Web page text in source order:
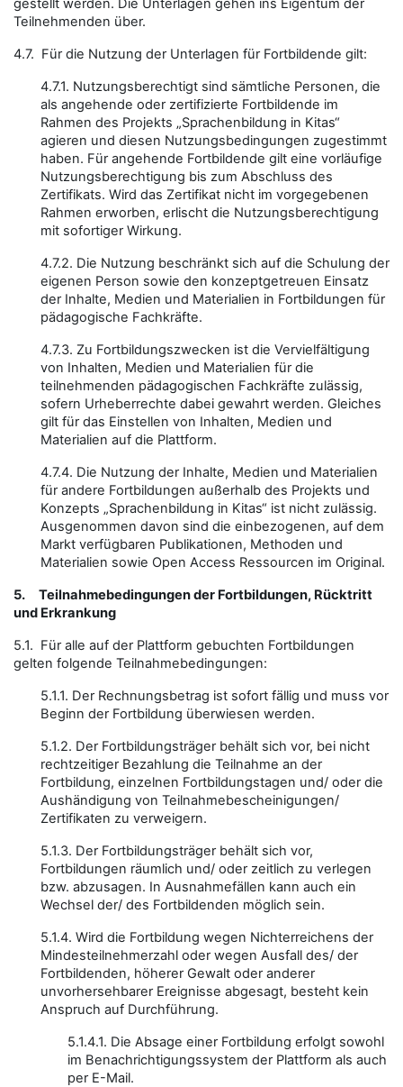
gestellt werden. Die Unterlagen gehen ins Eigentum der
Teilnehmenden über.
4.7. Für die Nutzung der Unterlagen für Fortbildende gilt:
4.7.1. Nutzungsberechtigt sind sämtliche Personen, die
als angehende oder zertifizierte Fortbildende im
Rahmen des Projekts „Sprachenbildung in Kitas“
agieren und diesen Nutzungsbedingungen zugestimmt
haben. Für angehende Fortbildende gilt eine vorläufige
Nutzungsberechtigung bis zum Abschluss des
Zertifikats. Wird das Zertifikat nicht im vorgegebenen
Rahmen erworben, erlischt die Nutzungsberechtigung
mit sofortiger Wirkung.
4.7.2. Die Nutzung beschränkt sich auf die Schulung der
eigenen Person sowie den konzeptgetreuen Einsatz
der Inhalte, Medien und Materialien in Fortbildungen für
pädagogische Fachkräfte.
4.7.3. Zu Fortbildungszwecken ist die Vervielfältigung
von Inhalten, Medien und Materialien für die
teilnehmenden pädagogischen Fachkräfte zulässig,
sofern Urheberrechte dabei gewahrt werden. Gleiches
gilt für das Einstellen von Inhalten, Medien und
Materialien auf die Plattform.
4.7.4. Die Nutzung der Inhalte, Medien und Materialien
für andere Fortbildungen außerhalb des Projekts und
Konzepts „Sprachenbildung in Kitas“ ist nicht zulässig.
Ausgenommen davon sind die einbezogenen, auf dem
Markt verfügbaren Publikationen, Methoden und
Materialien sowie Open Access Ressourcen im Original.
5. Teilnahmebedingungen der Fortbildungen, Rücktritt
und Erkrankung
5.1. Für alle auf der Plattform gebuchten Fortbildungen
gelten folgende Teilnahmebedingungen:
5.1.1. Der Rechnungsbetrag ist sofort fällig und muss vor
Beginn der Fortbildung überwiesen werden.
5.1.2. Der Fortbildungsträger behält sich vor, bei nicht
rechtzeitiger Bezahlung die Teilnahme an der
Fortbildung, einzelnen Fortbildungstagen und/ oder die
Aushändigung von Teilnahmebescheinigungen/
Zertifikaten zu verweigern.
5.1.3. Der Fortbildungsträger behält sich vor,
Fortbildungen räumlich und/ oder zeitlich zu verlegen
bzw. abzusagen. In Ausnahmefällen kann auch ein
Wechsel der/ des Fortbildenden möglich sein.
5.1.4. Wird die Fortbildung wegen Nichterreichens der
Mindesteilnehmerzahl oder wegen Ausfall des/ der
Fortbildenden, höherer Gewalt oder anderer
unvorhersehbarer Ereignisse abgesagt, besteht kein
Anspruch auf Durchführung.
5.1.4.1. Die Absage einer Fortbildung erfolgt sowohl
im Benachrichtigungssystem der Plattform als auch
per E-Mail.